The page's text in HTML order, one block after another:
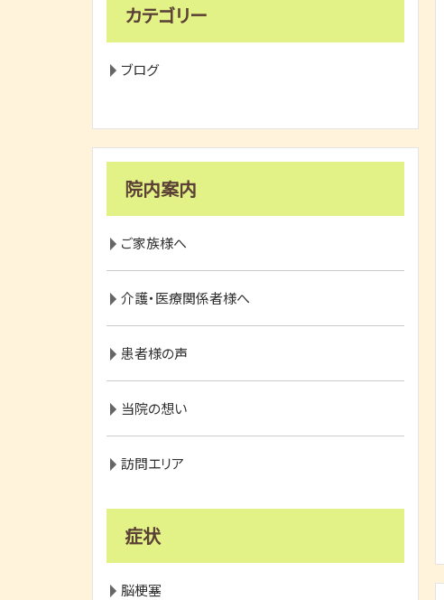
カテゴリー
ブログ
院内案内
ご家族様へ
介護・医療関係者様へ
患者様の声
当院の想い
訪問エリア
症状
脳梗塞